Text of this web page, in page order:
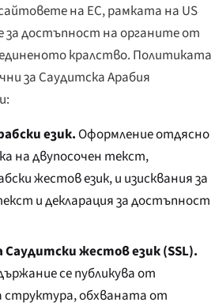
на ЕС, рамката на US
за достъпност на органите от
кралство. Политиката
за Саудитска Арабия
език.Оформление отдясно
на двупосочен текст,
жестов език, и изисквания за
и декларация за достъпност
жестов език (SSL).
се публикува от
структура, обхваната от